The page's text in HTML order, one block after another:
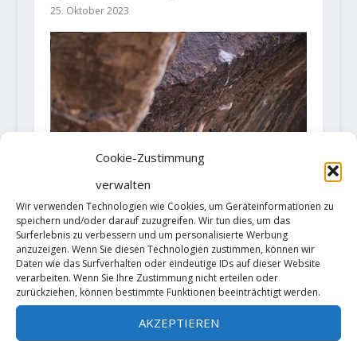
Cookie-Zustimmung
verwalten
Wir verwenden Technologien wie Cookies, um Geräteinformationen zu
speichern und/oder darauf zuzugreifen. Wir tun dies, um das
Surferlebnis zu verbessern und um personalisierte Werbung
anzuzeigen. Wenn Sie diesen Technologien zustimmen, können wir
Daten wie das Surfverhalten oder eindeutige IDs auf dieser Website
verarbeiten. Wenn Sie Ihre Zustimmung nicht erteilen oder
zurückziehen, können bestimmte Funktionen beeinträchtigt werden.
AKZEPTIEREN
25. Oktober 2023